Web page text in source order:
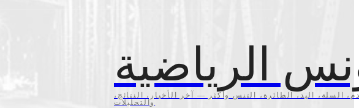
الرياضية
السلة، اليد، الطائرة، التنس وأكثر — آخر الأخبار، النتائج،
والتحليلات